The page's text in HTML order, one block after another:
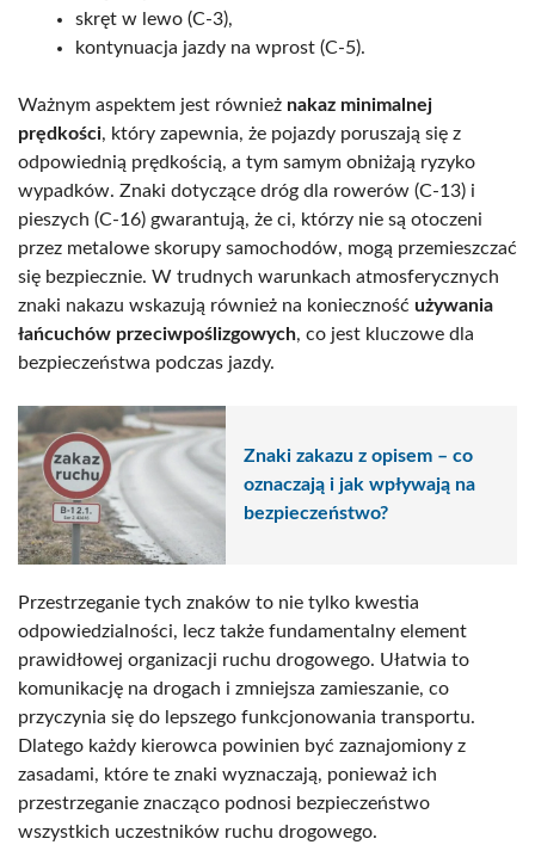
skręt w lewo (C-3),
kontynuacja jazdy na wprost (C-5).
Ważnym aspektem jest również nakaz minimalnej
prędkości, który zapewnia, że pojazdy poruszają się z
odpowiednią prędkością, a tym samym obniżają ryzyko
wypadków. Znaki dotyczące dróg dla rowerów (C-13) i
pieszych (C-16) gwarantują, że ci, którzy nie są otoczeni
przez metalowe skorupy samochodów, mogą przemieszczać
się bezpiecznie. W trudnych warunkach atmosferycznych
znaki nakazu wskazują również na konieczność używania
łańcuchów przeciwpoślizgowych, co jest kluczowe dla
bezpieczeństwa podczas jazdy.
Znaki zakazu z opisem – co
oznaczają i jak wpływają na
bezpieczeństwo?
Przestrzeganie tych znaków to nie tylko kwestia
odpowiedzialności, lecz także fundamentalny element
prawidłowej organizacji ruchu drogowego. Ułatwia to
komunikację na drogach i zmniejsza zamieszanie, co
przyczynia się do lepszego funkcjonowania transportu.
Dlatego każdy kierowca powinien być zaznajomiony z
zasadami, które te znaki wyznaczają, ponieważ ich
przestrzeganie znacząco podnosi bezpieczeństwo
wszystkich uczestników ruchu drogowego.